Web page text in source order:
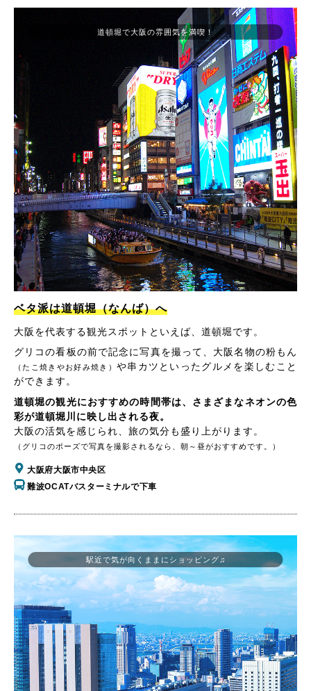
道頓堀で大阪の雰囲気を満喫！
ベタ派は道頓堀（なんば）へ
大阪を代表する観光スポットといえば、道頓堀です。
グリコの看板の前で記念に写真を撮って、大阪名物の粉もん
（たこ焼きやお好み焼き） や串カツといったグルメを楽しむこと
ができます。
道頓堀の観光におすすめの時間帯は、さまざまなネオンの色
彩が道頓堀川に映し出される夜。
大阪の活気を感じられ、旅の気分も盛り上がります。
（グリコのポーズで写真を撮影されるなら、朝～昼がおすすめです。）
大阪府大阪市中央区
難波OCATバスターミナルで下車
駅近で気が向くままにショッピング♫